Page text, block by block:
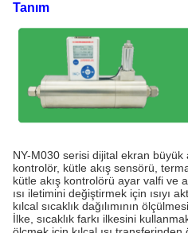
Tanım
NY-M030 serisi dijital ekran büyük
kontrolör, kütle akış sensörü,
kütle akış kontrolörü ayar valfi ve
ısı iletimini değiştirmek için ısıyı
kılcal sıcaklık dağılımının
İlke, sıcaklık farkı ilkesini